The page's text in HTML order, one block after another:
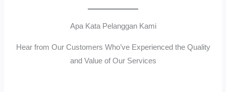
Apa Kata Pelanggan Kami
Hear from Our Customers Who’ve Experienced the Quality
and Value of Our Services